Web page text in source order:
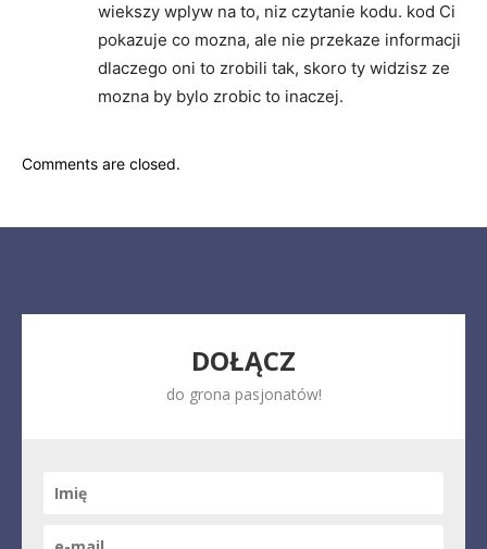
wiekszy wplyw na to, niz czytanie kodu. kod Ci
pokazuje co mozna, ale nie przekaze informacji
dlaczego oni to zrobili tak, skoro ty widzisz ze
mozna by bylo zrobic to inaczej.
Comments are closed.
DOŁĄCZ
do grona pasjonatów!